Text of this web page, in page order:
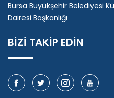
Bursa Büyükşehir Belediyesi
Dairesi Başkanlığı
BİZİ TAKİP EDİN